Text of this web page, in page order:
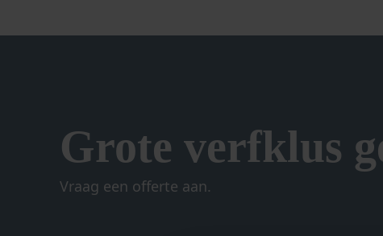
Grote verfklus
Vraag een offerte aan.